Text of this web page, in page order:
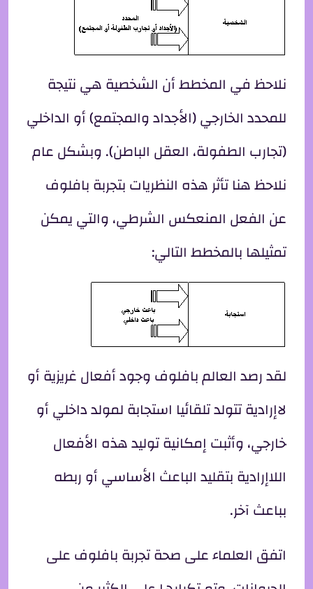
نلاحظ في المخطط أن الشخصية هي نتيجة
للمحدد الخارجي (الأجداد والمجتمع) أو الداخلي
(تجارب الطفولة، العقل الباطن). وبشكل عام
نلاحظ هنا تأثر هذه النظريات بتجربة بافلوف
عن الفعل المنعكس الشرطي، والتي يمكن
تمثيلها بالمخطط التالي:
لقد رصد العالم بافلوف وجود أفعال غريزية أو
لاإرادية تتولد تلقائيا استجابة لمولد داخلي أو
خارجي، وأثبت إمكانية توليد هذه الأفعال
اللاإرادية بتقليد الباعث الأساسي أو ربطه
بباعث آخر.
اتفق العلماء على صحة تجربة بافلوف على